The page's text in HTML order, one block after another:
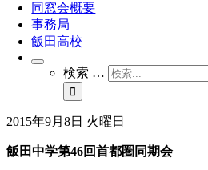
同窓会概要
事務局
飯田高校
検索 …
2015年9月8日 火曜日
飯田中学第46回首都圏同期会